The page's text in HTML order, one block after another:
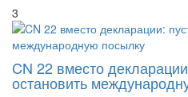
3
CN 22 вместо
остановить